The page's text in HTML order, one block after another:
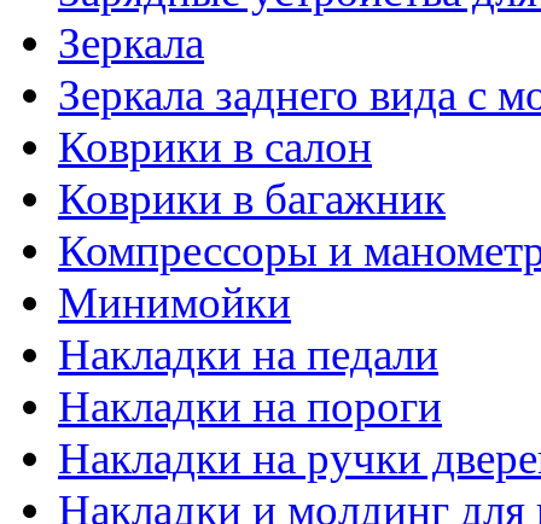
Зеркала
Зеркала заднего вида с
Коврики в салон
Коврики в багажник
Компрессоры и
Минимойки
Накладки на педали
Накладки на пороги
Накладки на ручки
Накладки и молдинг для